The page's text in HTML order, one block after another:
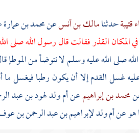
قتيبةحدثنامالك بن أنسعنمحمد بن عمارة
المكان القذر فقالت قال رسول الله صلى
صلى الله عليه وسلم لا نتوضأ من
غسل القدم إلا أن يكون رطبا فيغسل
محمد بن إبراهيمعنأم ولد لهود بن عبد
هو عنأم ولد لإبراهيم بن عبد الرحمن بن